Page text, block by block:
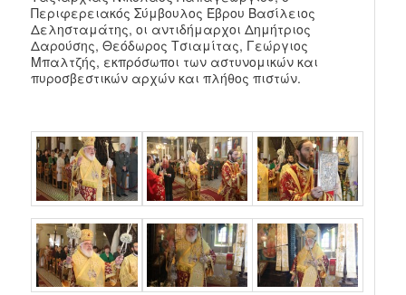
Περιφερειακός Σύμβουλος Έβρου Βασίλειος
Δελησταμάτης, οι αντιδήμαρχοι Δημήτριος
Δαρούσης, Θεόδωρος Τσιαμίτας, Γεώργιος
Μπαλτζής, εκπρόσωποι των αστυνομικών και
πυροσβεστικών αρχών και πλήθος πιστών.